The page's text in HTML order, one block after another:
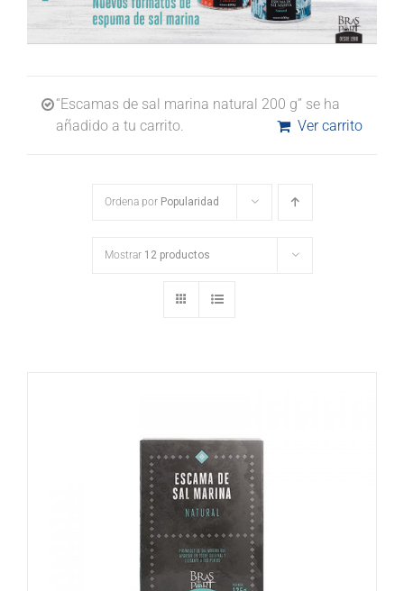
“Escamas de sal marina natural 200 g” se ha
añadido a tu carrito.
Ver carrito
Ordena por Popularidad
Mostrar 12 productos